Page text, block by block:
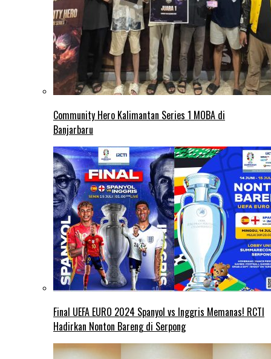
Community Hero Kalimantan Series 1 MOBA di
Banjarbaru
Final UEFA EURO 2024 Spanyol vs Inggris Memanas! RCTI
Hadirkan Nonton Bareng di Serpong